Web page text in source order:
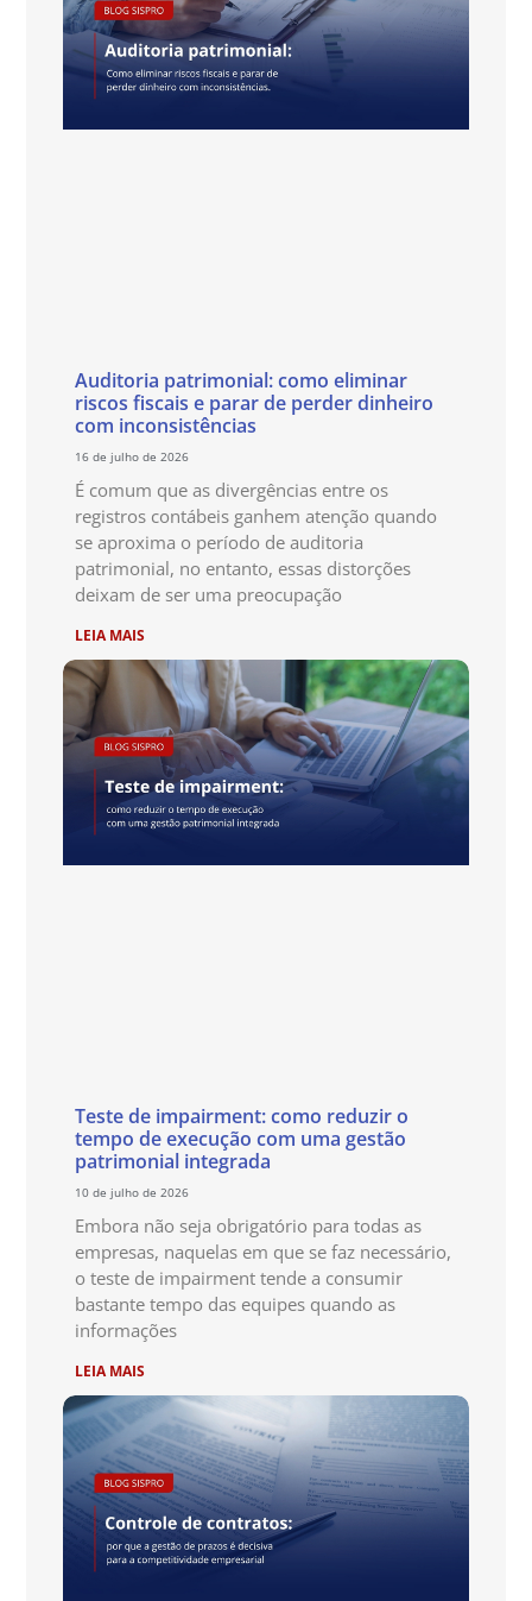
Auditoria patrimonial: como eliminar
riscos fiscais e parar de perder dinheiro
com inconsistências
16 de julho de 2026
É comum que as divergências entre os
registros contábeis ganhem atenção quando
se aproxima o período de auditoria
patrimonial, no entanto, essas distorções
deixam de ser uma preocupação
LEIA MAIS
Teste de impairment: como reduzir o
tempo de execução com uma gestão
patrimonial integrada
10 de julho de 2026
Embora não seja obrigatório para todas as
empresas, naquelas em que se faz necessário,
o teste de impairment tende a consumir
bastante tempo das equipes quando as
informações
LEIA MAIS